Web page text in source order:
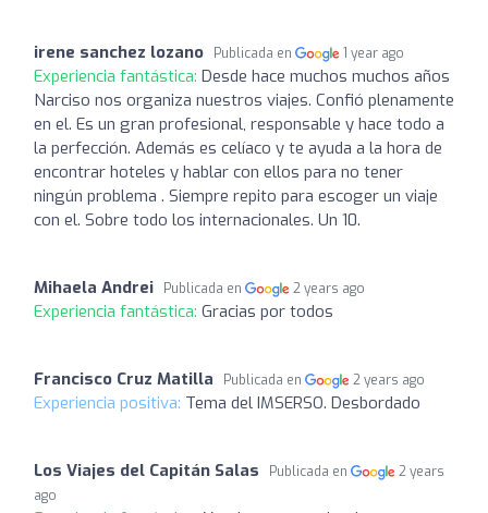
irene sanchez lozano Publicada en 1 year ago
Experiencia fantástica: Desde hace muchos muchos años
Narciso nos organiza nuestros viajes. Confió plenamente
en el. Es un gran profesional, responsable y hace todo a
la perfección. Además es celíaco y te ayuda a la hora de
encontrar hoteles y hablar con ellos para no tener
ningún problema . Siempre repito para escoger un viaje
con el. Sobre todo los internacionales. Un 10.
Mihaela Andrei Publicada en 2 years ago
Experiencia fantástica: Gracias por todos
Francisco Cruz Matilla Publicada en 2 years ago
Experiencia positiva: Tema del IMSERSO. Desbordado
Los Viajes del Capitán Salas Publicada en
2 years
ago